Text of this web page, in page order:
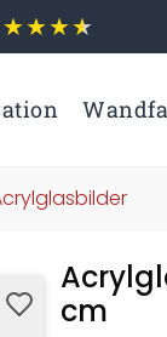
cm